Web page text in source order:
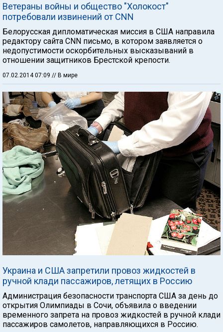
Ветераны войны и общество "Холокост"
потребовали извинений от CNN
Белорусская дипломатическая миссия в США направила
редактору сайта CNN письмо, в котором заявляется о
недопустимости оскорбительных высказываний в
отношении защитников Брестской крепости.
07.02.2014 07:09 // В мире
Украина и США запретили провоз жидкостей в
ручной клади пассажиров, летящих в Россию
Администрация безопасности транспорта США за день до
открытия Олимпиады в Сочи, объявила о введении
временного запрета на провоз жидкостей в ручной клади
пассажиров самолетов, направляющихся в Россию.